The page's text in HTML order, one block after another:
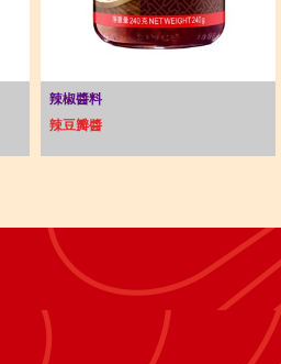
辣椒醬料
辣豆瓣醬